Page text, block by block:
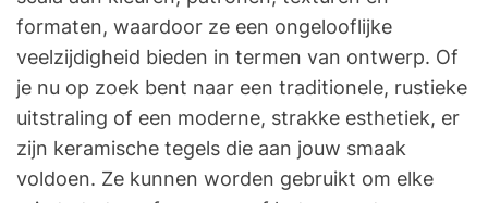
formaten, waardoor ze een ongelooflijke
veelzijdigheid bieden in termen van ontwerp. Of
je nu op zoek bent naar een traditionele, rustieke
uitstraling of een moderne, strakke esthetiek, er
zijn keramische tegels die aan jouw smaak
voldoen. Ze kunnen worden gebruikt om elke